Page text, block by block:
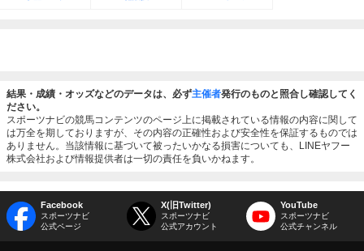
結果・成績・オッズなどのデータは、必ず主催者発行のものと照合し確認してく
ださい。
スポーツナビの競馬コンテンツのページ上に掲載されている情報の内容に関して
は万全を期しておりますが、その内容の正確性および安全性を保証するものでは
ありません。当該情報に基づいて被ったいかなる損害についても、LINEヤフー
株式会社および情報提供者は一切の責任を負いかねます。
Facebook
スポーツナビ
公式ページ
X(旧Twitter)
スポーツナビ
公式アカウント
YouTube
スポーツナビ
公式チャンネル